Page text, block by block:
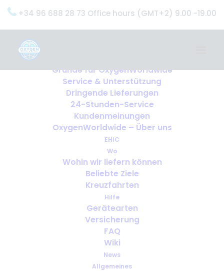
+34 96 688 28 73 Office hours (GMT+2) 9.00 -19.00
Gründe für OxygenWorldwide
Service & Unterstützung
Dringende Lieferungen
24-Stunden-Service
Kundenmeinungen
OxygenWorldwide – Über uns
EHIC
Wo
Wohin wir liefern können
Beliebte Ziele
Kreuzfahrten
Hilfe
Gerätearten
Versicherung
FAQ
Wiki
News
Allgemeines
A new film takes an honest
look at three people who have
taken charge of their COPD